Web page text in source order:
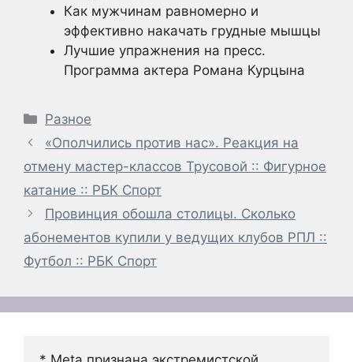
Как мужчинам равномерно и
эффективно накачать грудные мышцы
Лучшие упражнения на пресс.
Программа актера Романа Курцына
Рубрики
Разное
«Ополчились против нас». Реакция на
отмену мастер-классов Трусовой :: Фигурное
катание :: РБК Спорт
Провинция обошла столицы. Сколько
абонементов купили у ведущих клубов РПЛ ::
Футбол :: РБК Спорт